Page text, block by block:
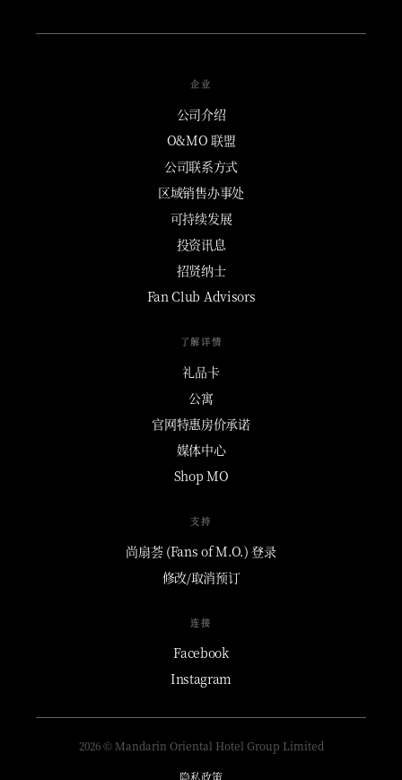
企业
公司介绍
O&MO 联盟
公司联系方式
区域销售办事处
可持续发展
投资讯息
招贤纳士
Fan Club Advisors
了解详情
礼品卡
公寓
官网特惠房价承诺
媒体中心
Shop MO
支持
尚扇荟 (Fans of M.O.) 登录
修改/取消预订
连接
Facebook
Instagram
2026 © Mandarin Oriental Hotel Group Limited
隐私政策